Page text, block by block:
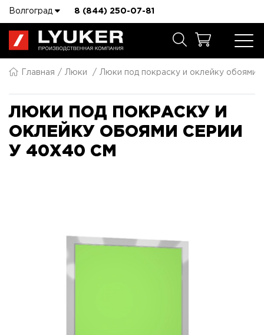
Волгоград 8 (844) 250-07-81
Главная Люки Люки под покраску и оклейку обоями
ЛЮКИ ПОД ПОКРАСКУ И
ОКЛЕЙКУ ОБОЯМИ СЕРИИ
У 40X40 СМ